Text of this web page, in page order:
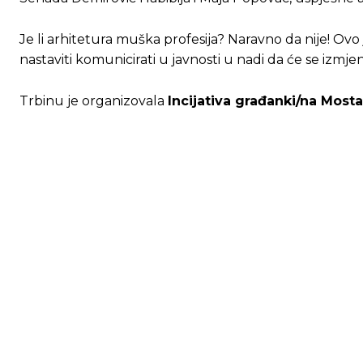
Je li arhitetura muška profesija? Naravno da nije!
nastaviti komunicirati u javnosti u nadi da će se
Trbinu je organizovala Incijativa građanki/na